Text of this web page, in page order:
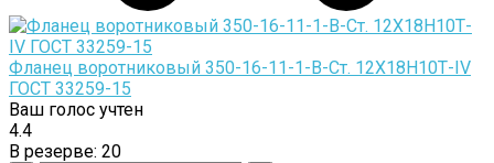
Фланец воротниковый 350-16-11-1-B-Cт. 12Х18Н10Т-IV
ГОСТ 33259-15
Ваш голос учтен
4.4
В резерве: 20